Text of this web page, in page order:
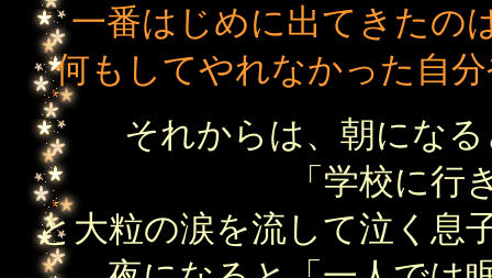
一番はじめに出てきたの
何もしてやれなかった自
それからは、朝にな
「学校に行
と大粒の涙を流して泣く息